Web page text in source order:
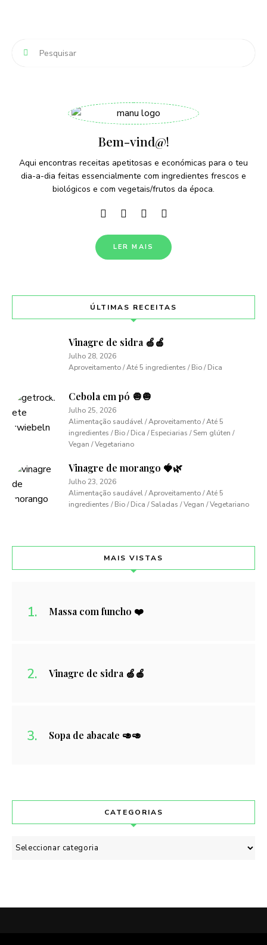
Bem-vind@!
Aqui encontras receitas apetitosas e económicas para o teu
dia-a-dia feitas essencialmente com ingredientes frescos e
biológicos e com vegetais/frutos da época.
LER MAIS
ÚLTIMAS RECEITAS
Vinagre de sidra 🍏🍎
Julho 28, 2026
Aproveitamento / Até 5 ingredientes / Bio / Dica
Cebola em pó 🧅🧅
Julho 25, 2026
Alimentação saudável / Aproveitamento / Até 5
ingredientes / Bio / Dica / Especiarias / Sem glúten /
Vegan / Vegetariano
Vinagre de morango 🍓🌿
Julho 23, 2026
Alimentação saudável / Aproveitamento / Até 5
ingredientes / Bio / Dica / Saladas / Vegan / Vegetariano
MAIS VISTAS
Massa com funcho ❤️
Vinagre de sidra 🍏🍎
Sopa de abacate 🥑🥑
CATEGORIAS
Categorias